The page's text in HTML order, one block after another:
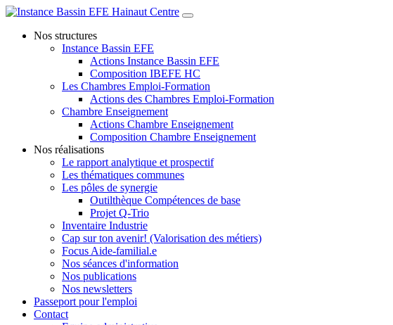
Nos structures
Instance Bassin EFE
Actions Instance Bassin EFE
Composition IBEFE HC
Les Chambres Emploi-Formation
Actions des Chambres Emploi-Formation
Chambre Enseignement
Actions Chambre Enseignement
Composition Chambre Enseignement
Nos réalisations
Le rapport analytique et prospectif
Les thématiques communes
Les pôles de synergie
Outilthèque Compétences de base
Projet Q-Trio
Inventaire Industrie
Cap sur ton avenir! (Valorisation des métiers)
Focus Aide-familial.e
Nos séances d'information
Nos publications
Nos newsletters
Passeport pour l'emploi
Contact